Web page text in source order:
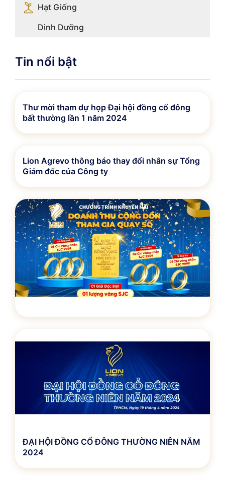
Hạt Giống
Dinh Dưỡng
Tin nổi bật
Thư mời tham dự họp Đại hội đồng cổ đông
bất thường lần 1 năm 2024
Lion Agrevo thông báo thay đổi nhân sự Tổng
Giám đốc của Công ty
ĐẠI HỘI ĐỒNG CỔ ĐÔNG THƯỜNG NIÊN NĂM
2024